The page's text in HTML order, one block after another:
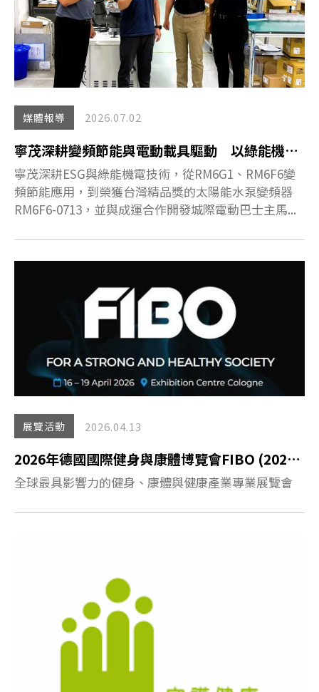
媒體報導 2026.07.02
寧茂深耕變頻節能與電動載具驅動 以綠能機電實踐低碳永續
寧茂深耕ESG與綠能機電技術，從RM6G1、RM6F6變
頻節能應用，到榮獲台灣精品獎的太陽能水泵變頻器
RM6F6-0713，並與成運合作開發城際電動巴士主馬...
展覽活動 2026.04.13
2026年德國國際健身與康體博覽會FIBO (2026/04/16~2026/04/19)
全球最具影響力的健身、康體與健康產業專業展覽會